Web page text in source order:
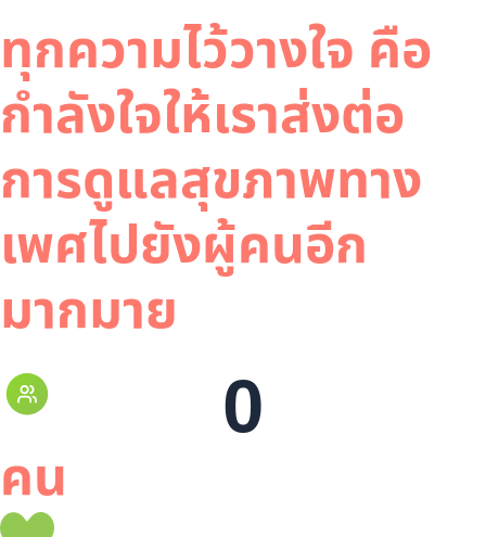
ทุกความไว้วางใจ คือ
กำลังใจให้เราส่งต่อ
การดูแลสุขภาพทาง
เพศไปยังผู้คนอีก
มากมาย
0
คน